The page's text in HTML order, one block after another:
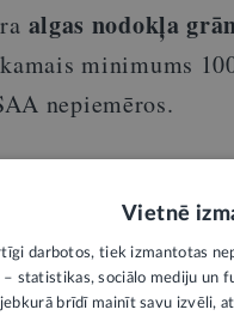
algas nodokļa
minimums
nepiemēros.
slimības
daļu arī turpmāk
Vietnē
darbotos, tiek izmantotas
statistikas, sociālo mediju un
brīdī mainīt savu izvēli,